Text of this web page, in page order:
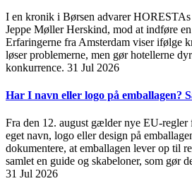
I en kronik i Børsen advarer HORESTAs
Jeppe Møller Herskind, mod at indføre
Erfaringerne fra Amsterdam viser ifølge
løser problemerne, men gør hotellerne
konkurrence. 31 Jul 2026
Har I navn eller logo på emballagen?
Fra den 12. august gælder nye EU-regler
eget navn, logo eller design på
dokumentere, at emballagen lever op til
samlet en guide og skabeloner, som gør
31 Jul 2026